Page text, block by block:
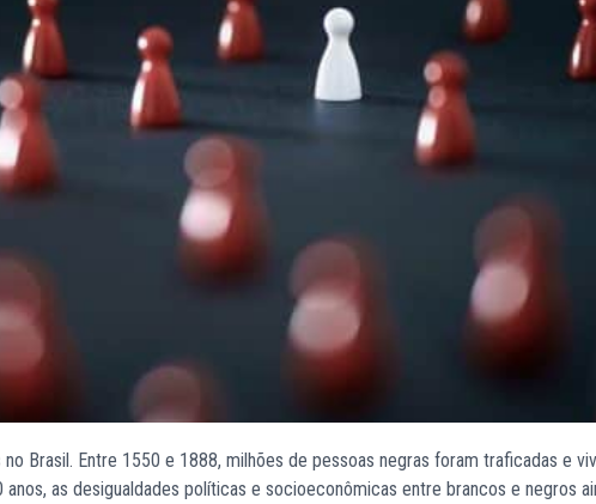
Brasil. Entre 1550 e 1888, milhões de pessoas negras foram traficadas e
as desigualdades políticas e socioeconômicas entre brancos e negros